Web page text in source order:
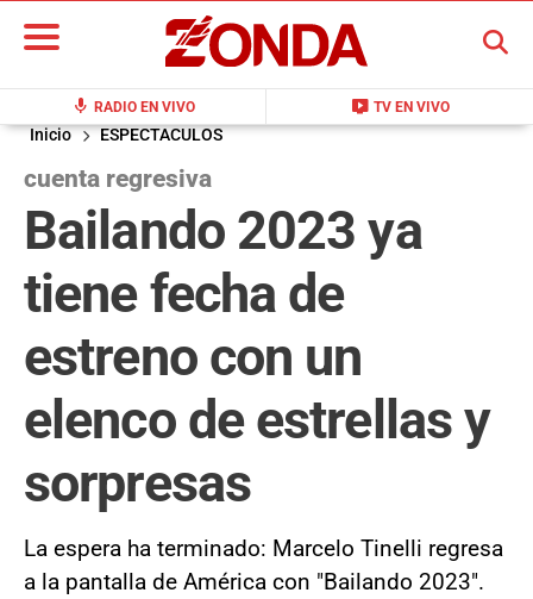
mic RADIO EN VIVO live_tv TV EN VIVO
BUSCAR
Inicio ESPECTACULOS
cuenta regresiva
Bailando 2023 ya
tiene fecha de
estreno con un
elenco de estrellas y
sorpresas
La espera ha terminado: Marcelo Tinelli regresa
a la pantalla de América con "Bailando 2023".